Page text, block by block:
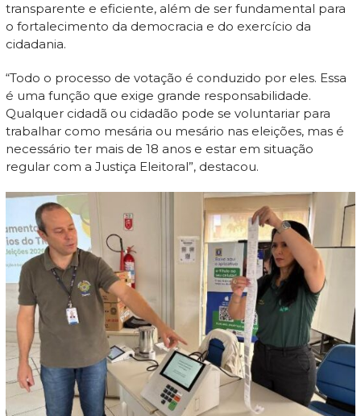
transparente e eficiente, além de ser fundamental para
o fortalecimento da democracia e do exercício da
cidadania.
“Todo o processo de votação é conduzido por eles. Essa
é uma função que exige grande responsabilidade.
Qualquer cidadã ou cidadão pode se voluntariar para
trabalhar como mesária ou mesário nas eleições, mas é
necessário ter mais de 18 anos e estar em situação
regular com a Justiça Eleitoral”, destacou.